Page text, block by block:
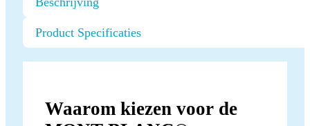
Product Specificaties
Waarom kiezen voor de